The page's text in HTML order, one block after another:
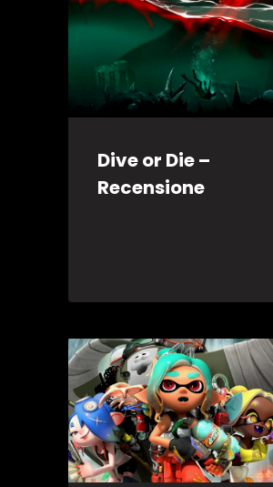
Dive or Die –
Recensione